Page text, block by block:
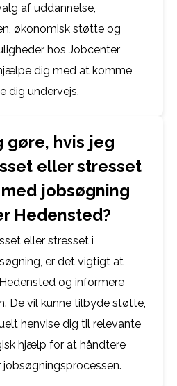
af uddannelse,
økonomisk støtte og
hos Jobcenter
dig med at komme
dig undervejs.
gøre, hvis jeg
eller stresset
jobsøgning
Hedensted?
eller stresset i
er det vigtigt at
og informere
De vil kunne tilbyde støtte,
henvise dig til relevante
hjælp for at håndtere